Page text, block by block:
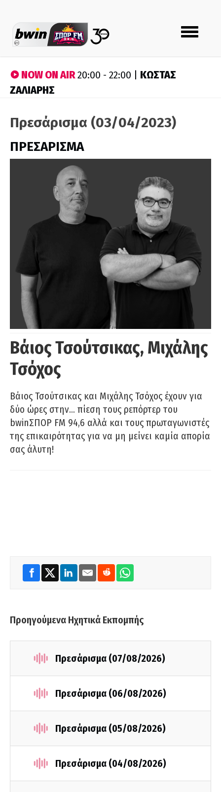
Toggle
navigation
NOW ON AIR20:00 - 22:00 | ΚΩΣΤΑΣ
ΖΑΛΙΑΡΗΣ
Πρεσάρισμα (03/04/2023)
ΠΡΕΣΑΡΙΣΜΑ
Βάιος Τσούτσικας, Μιχάλης
Τσόχος
Βάιος Τσούτσικας και Μιχάλης Τσόχος έχουν για
δύο ώρες στην… πίεση τους ρεπόρτερ του
bwinΣΠΟΡ FM 94,6 αλλά και τους πρωταγωνιστές
της επικαιρότητας για να μη μείνει καμία απορία
σας άλυτη!
Προηγούμενα Ηχητικά Εκπομπής
Πρεσάρισμα (07/08/2026)
Πρεσάρισμα (06/08/2026)
Πρεσάρισμα (05/08/2026)
Πρεσάρισμα (04/08/2026)